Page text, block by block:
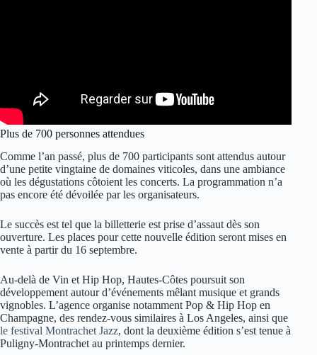
Plus de 700 personnes attendues
Comme l’an passé, plus de 700 participants sont attendus autour
d’une petite vingtaine de domaines viticoles, dans une ambiance
où les dégustations côtoient les concerts. La programmation n’a
pas encore été dévoilée par les organisateurs.
Le succès est tel que la billetterie est prise d’assaut dès son
ouverture. Les places pour cette nouvelle édition seront mises en
vente à partir du 16 septembre.
Au-delà de Vin et Hip Hop, Hautes-Côtes poursuit son
développement autour d’événements mêlant musique et grands
vignobles. L’agence organise notamment Pop & Hip Hop en
Champagne, des rendez-vous similaires à Los Angeles, ainsi que
le festival Montrachet Jazz, dont la deuxième édition s’est tenue à
Puligny-Montrachet au printemps dernier.